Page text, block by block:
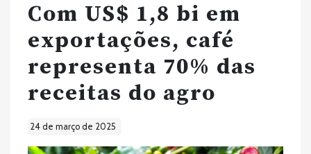
Com US$ 1,8 bi em
exportações, café
representa 70% das
receitas do agro
24 de março de 2025